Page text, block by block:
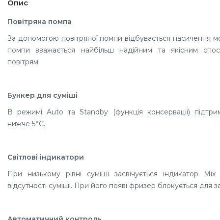
Опис
Повітряна помпа
За допомогою повітряної помпи відбувається насичення
помпи вважається найбільш надійним та якісним
повітрям.
Бункер для суміші
В режимі Auto та Standby (функція консервації)
нижче 5°C.
Світлові індикатори
При низькому рівні суміші засвічується індикатор
відсутності суміші. При його появі фризер блокується для